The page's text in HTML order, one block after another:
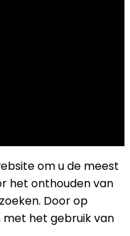
om u de meest
het onthouden van
Door op
met het gebruik van